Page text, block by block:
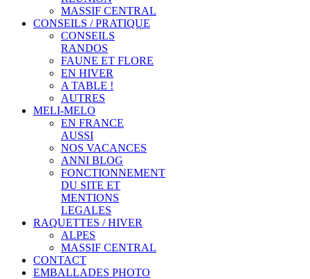
MASSIF CENTRAL
CONSEILS / PRATIQUE
CONSEILS
RANDOS
FAUNE ET FLORE
EN HIVER
A TABLE !
AUTRES
MELI-MELO
EN FRANCE
AUSSI
NOS VACANCES
ANNI BLOG
FONCTIONNEMENT
DU SITE ET
MENTIONS
LEGALES
RAQUETTES / HIVER
ALPES
MASSIF CENTRAL
CONTACT
EMBALLADES PHOTO